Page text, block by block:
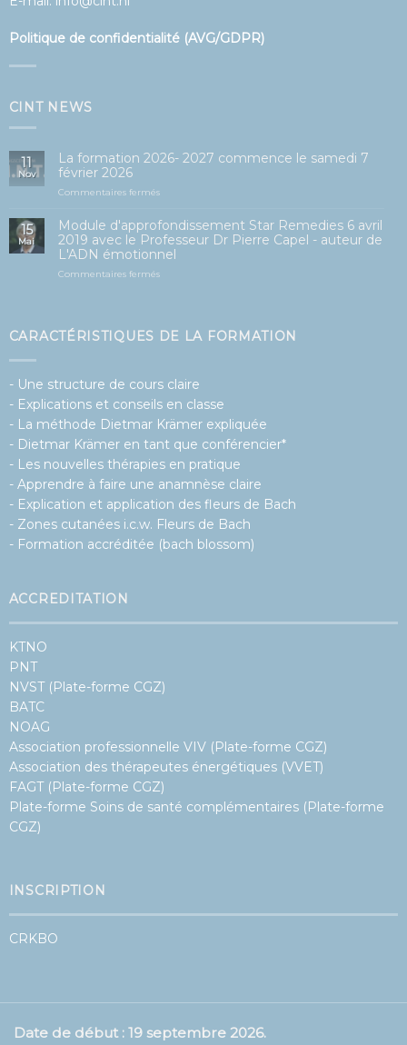
CINT NEWS
Nov
février 2026
2027
op
februari
2026
15
Mai
Module d'approfondissement Star Remedies 6 avril
2019 avec le Professeur Dr Pierre Capel - auteur de
L'ADN émotionnel
Remedies
Verdiepingsmodule
6
april
Pierre
auteur
Het
emotionele
CARACTÉRISTIQUES DE LA FORMATION
- Explications et conseils en classe
- La méthode Dietmar Krämer expliquée
- Dietmar Krämer en tant que conférencier*
- Les nouvelles thérapies en pratique
- Apprendre à faire une anamnèse claire
- Explication et application des fleurs de Bach
- Zones cutanées i.c.w. Fleurs de Bach
- Formation accréditée (bach blossom)
ACCREDITATION
PNT
NVST (Plate-forme CGZ)
BATC
NOAG
Association professionnelle VIV (Plate-forme CGZ)
Association des thérapeutes énergétiques (VVET)
FAGT (Plate-forme CGZ)
Plate-forme Soins de santé complémentaires (Plate-forme
CGZ)
INSCRIPTION
5 4 14 31